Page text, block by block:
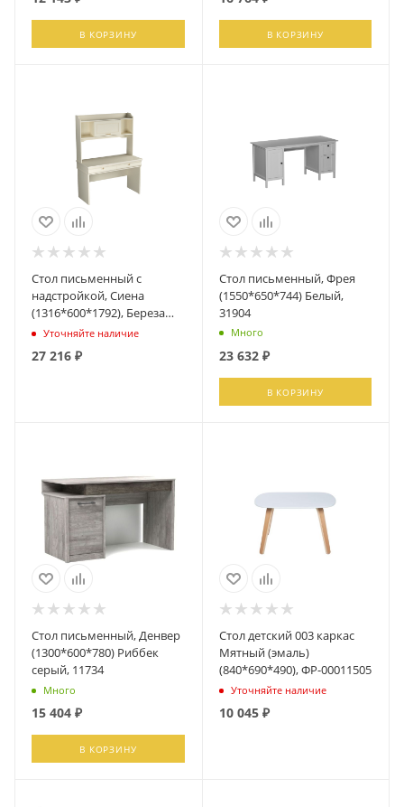
В КОРЗИНУ В КОРЗИНУ
Стол письменный с
надстройкой, Сиена
(1316*600*1792), Береза
бежевая
Уточняйте наличие
27 216 ₽
Стол письменный, Фрея
(1550*650*744) Белый,
31904
Много
23 632₽
В КОРЗИНУ
Стол письменный, Денвер
(1300*600*780) Риббек
серый, 11734
Много
15 404 ₽
В КОРЗИНУ
Стол детский 003 каркас
Мятный (эмаль)
(840*690*490), ФР-00011505
Уточняйте наличие
10 045₽